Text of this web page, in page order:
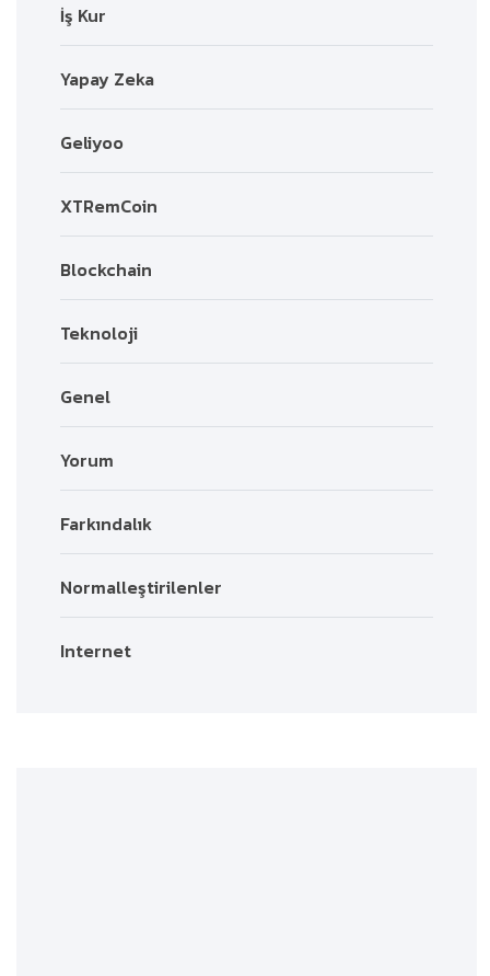
İş Kur
Yapay Zeka
Geliyoo
XTRemCoin
Blockchain
Teknoloji
Genel
Yorum
Farkındalık
Normalleştirilenler
Internet